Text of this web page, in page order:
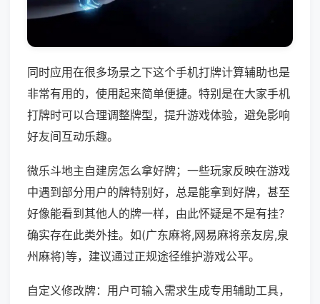
同时应用在很多场景之下这个手机打牌计算辅助也是
非常有用的，使用起来简单便捷。特别是在大家手机
打牌时可以合理调整牌型，提升游戏体验，避免影响
好友间互动乐趣。
微乐斗地主自建房怎么拿好牌；一些玩家反映在游戏
中遇到部分用户的牌特别好，总是能拿到好牌，甚至
好像能看到其他人的牌一样，由此怀疑是不是有挂？
确实存在此类外挂。如(广东麻将,网易麻将亲友房,泉
州麻将)等，建议通过正规途径维护游戏公平。
自定义修改牌：用户可输入需求生成专用辅助工具，